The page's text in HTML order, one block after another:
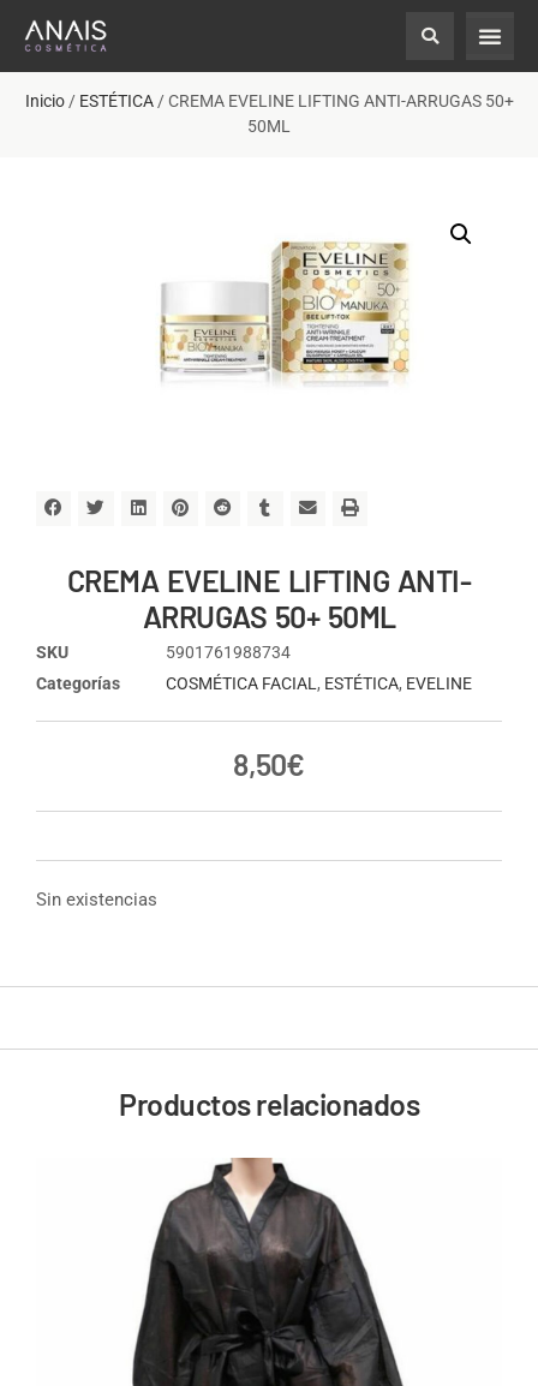
Inicio/ ESTÉTICA/ CREMA EVELINE LIFTING ANTI-ARRUGAS 50+
50ML
CREMA EVELINE LIFTING ANTI-
ARRUGAS 50+ 50ML
SKU
5901761988734
Categorías
COSMÉTICA FACIAL , ESTÉTICA, EVELINE
8,50€
Sin existencias
Productos relacionados